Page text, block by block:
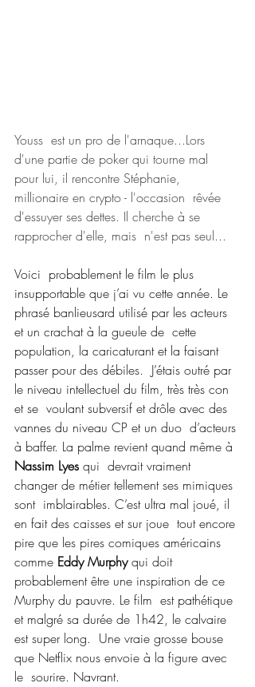
Youss  est un pro de l'arnaque...Lors
d'une partie de poker qui tourne mal
pour lui, il rencontre Stéphanie,
millionaire en crypto - l'occasion  rêvée
d'essuyer ses dettes. Il cherche à se
rapprocher d'elle, mais  n'est pas seul...
Voici  probablement le film le plus
insupportable que j’ai vu cette année. Le
phrasé banlieusard utilisé par les acteurs
et un crachat à la gueule de  cette
population, la caricaturant et la faisant
passer pour des débiles.  J’étais outré par
le niveau intellectuel du film, très très con
et se  voulant subversif et drôle avec des
vannes du niveau CP et un duo  d’acteurs
à baffer. La palme revient quand même à
Nassim Lyes qui  devrait vraiment
changer de métier tellement ses mimiques
sont  imblairables. C’est ultra mal joué, il
en fait des caisses et sur joue  tout encore
pire que les pires comiques américains
comme Eddy Murphy qui doit
probablement être une inspiration de ce
Murphy du pauvre. Le film  est pathétique
et malgré sa durée de 1h42, le calvaire
est super long.  Une vraie grosse bouse
que Netflix nous envoie à la figure avec
le  sourire. Navrant.